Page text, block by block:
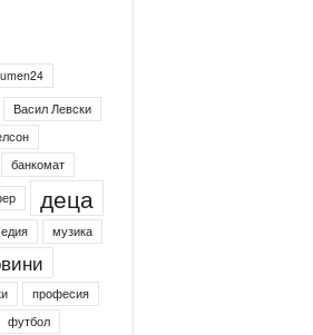
Васил Левски
банкомат
деца
музика
професия
футбол